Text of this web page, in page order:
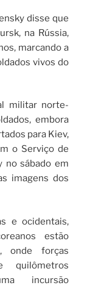
disse que
na Rússia,
marcando a
vivos do
militar norte-
embora
para Kiev,
o Serviço de
no sábado em
imagens dos
e ocidentais,
estão
onde forças
quilômetros
incursão